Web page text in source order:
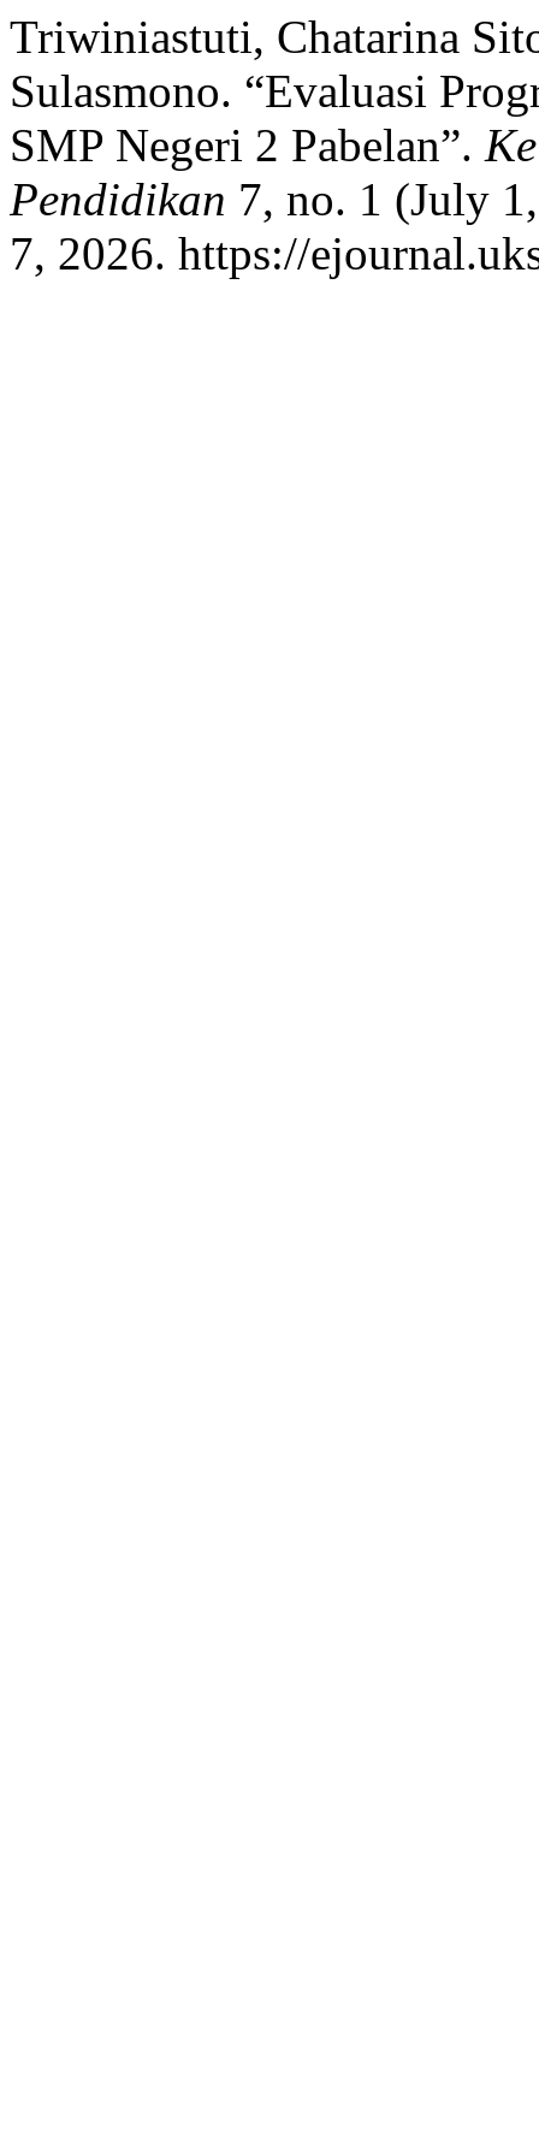
Triwiniastuti, Chatarina
Sulasmono. “Evaluasi
SMP Negeri 2 Pabelan”.
Pendidikan 7, no. 1 (July
7, 2026. https://